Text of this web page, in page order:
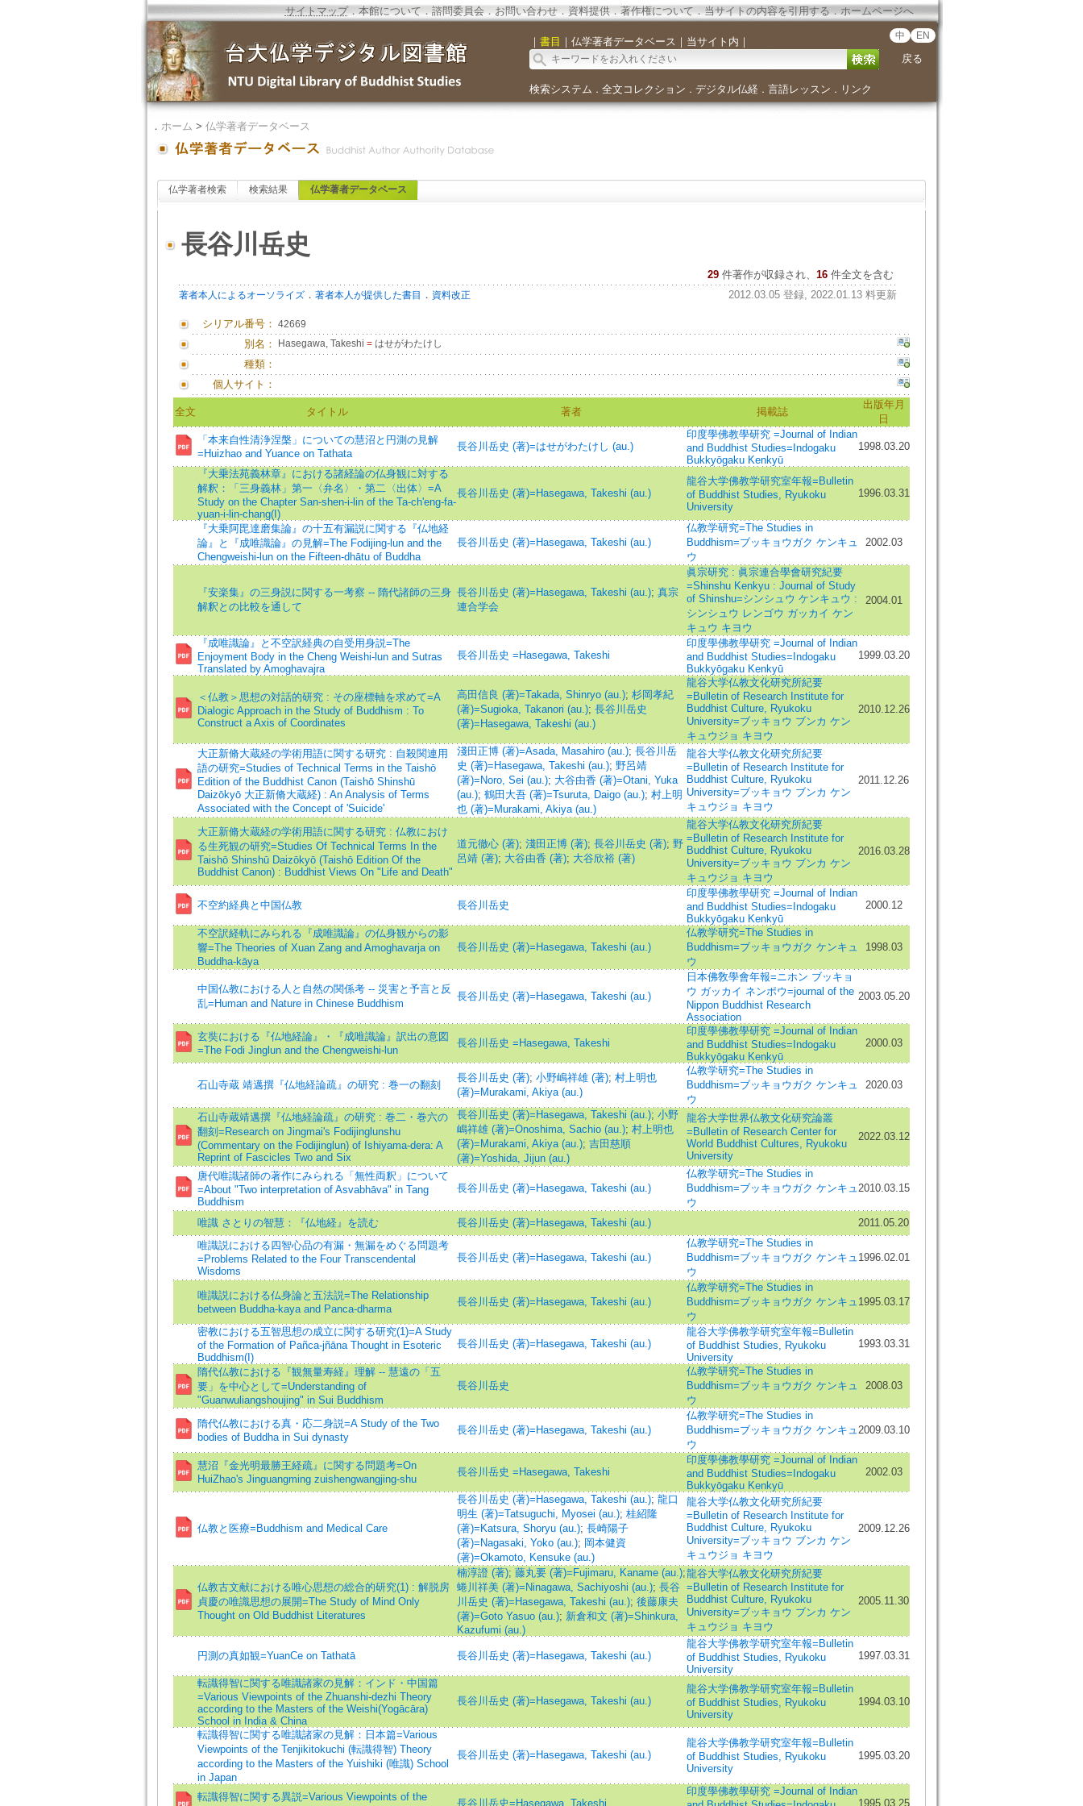
サイトマップ．本館について．諮問委員会． お問い合わせ． 資料提供．著作権について．当サイトの内容を引用する．ホームページへ
｜ 書目 ｜ 仏学著者データベース ｜ 当サイト内 ｜ 中 EN
戻る
検索システム ． 全文コレクション ． デジタル仏経． 言語レッスン ． リンク
． ホーム > 仏学著者データベース
仏学著者検索 検索結果 仏学著者データベース
長谷川岳史
29 件著作が収録され、 16件全文を含む
著者本人によるオーソライズ． 著者本人が提供した書目 ． 資料改正 2012.03.05 登録, 2022.01.13 料更新
シリアル番号： 42669
別名： Hasegawa, Takeshi =はせがわたけし
種類：
個人サイト：
全文 タイトル 著者 掲載誌
出版年月
日
「本来自性清浄涅槃」についての慧沼と円測の見解
=Huizhao and Yuance on Tathata
長谷川岳史 (著)=はせがわたけし (au.)
印度學佛教學研究 =Journal of Indian
and Buddhist Studies=Indogaku
Bukkyōgaku Kenkyū
1998.03.20
『大乗法苑義林章』における諸経論の仏身観に対する
解釈：「三身義林」第一〈弁名〉・第二〈出体〉=A
Study on the Chapter San-shen-i-lin of the Ta-ch'eng-fa-
yuan-i-lin-chang(I)
長谷川岳史 (著)=Hasegawa, Takeshi (au.)
龍谷大学佛教学研究室年報=Bulletin
of Buddhist Studies, Ryukoku
University
1996.03.31
『大乗阿毘達磨集論』の十五有漏説に関する『仏地経
論』と『成唯識論』の見解=The Fodijing-lun and the
Chengweishi-lun on the Fifteen-dhātu of Buddha
長谷川岳史 (著)=Hasegawa, Takeshi (au.)
仏教学研究=The Studies in
Buddhism=ブッキョウガク ケンキュ
ウ
2002.03
『安楽集』の三身説に関する一考察 -- 隋代諸師の三身
解釈との比較を通して
長谷川岳史 (著)=Hasegawa, Takeshi (au.); 真宗
連合学会
眞宗研究 : 眞宗連合學會研究紀要
=Shinshu Kenkyu : Journal of Study
of Shinshu=シンシュウ ケンキュウ :
シンシュウ レンゴウ ガッカイ ケン
キュウ キヨウ
2004.01
『成唯識論』と不空訳経典の自受用身説=The
Enjoyment Body in the Cheng Weishi-lun and Sutras
Translated by Amoghavajra
長谷川岳史 =Hasegawa, Takeshi
印度學佛教學研究 =Journal of Indian
and Buddhist Studies=Indogaku
Bukkyōgaku Kenkyū
1999.03.20
＜仏教＞思想の対話的研究 : その座標軸を求めて=A
Dialogic Approach in the Study of Buddhism : To
Construct a Axis of Coordinates
高田信良 (著)=Takada, Shinryo (au.); 杉岡孝紀
(著)=Sugioka, Takanori (au.); 長谷川岳史
(著)=Hasegawa, Takeshi (au.)
龍谷大学仏教文化研究所紀要
=Bulletin of Research Institute for
Buddhist Culture, Ryukoku
University=ブッキョウ ブンカ ケン
キュウジョ キヨウ
2010.12.26
大正新脩大蔵経の学術用語に関する研究 : 自殺関連用
語の研究=Studies of Technical Terms in the Taishō
Edition of the Buddhist Canon (Taishō Shinshū
Daizōkyō 大正新脩大蔵経) : An Analysis of Terms
Associated with the Concept of 'Suicide'
淺田正博 (著)=Asada, Masahiro (au.); 長谷川岳
史 (著)=Hasegawa, Takeshi (au.); 野呂靖
(著)=Noro, Sei (au.); 大谷由香 (著)=Otani, Yuka
(au.); 鶴田大吾 (著)=Tsuruta, Daigo (au.); 村上明
也 (著)=Murakami, Akiya (au.)
龍谷大学仏教文化研究所紀要
=Bulletin of Research Institute for
Buddhist Culture, Ryukoku
University=ブッキョウ ブンカ ケン
キュウジョ キヨウ
2011.12.26
大正新脩大蔵経の学術用語に関する研究 : 仏教におけ
る生死観の研究=Studies Of Technical Terms In the
Taishō Shinshū Daizōkyō (Taishō Edition Of the
Buddhist Canon) : Buddhist Views On "Life and Death"
道元徹心 (著); 淺田正博 (著); 長谷川岳史 (著); 野
呂靖 (著); 大谷由香 (著); 大谷欣裕 (著)
龍谷大学仏教文化研究所紀要
=Bulletin of Research Institute for
Buddhist Culture, Ryukoku
University=ブッキョウ ブンカ ケン
キュウジョ キヨウ
2016.03.28
不空約経典と中国仏教 長谷川岳史
印度學佛教學研究 =Journal of Indian
and Buddhist Studies=Indogaku
Bukkyōgaku Kenkyū
2000.12
不空訳経軌にみられる『成唯識論』の仏身観からの影
響=The Theories of Xuan Zang and Amoghavarja on
Buddha-kāya
長谷川岳史 (著)=Hasegawa, Takeshi (au.)
仏教学研究=The Studies in
Buddhism=ブッキョウガク ケンキュ
ウ
1998.03
中国仏教における人と自然の関係考 -- 災害と予言と反
乱=Human and Nature in Chinese Buddhism
長谷川岳史 (著)=Hasegawa, Takeshi (au.)
日本佛敎學會年報=ニホン ブッキョ
ウ ガッカイ ネンポウ=journal of the
Nippon Buddhist Research
Association
2003.05.20
玄奘における『仏地経論』・『成唯識論』訳出の意図
=The Fodi Jinglun and the Chengweishi-lun
長谷川岳史 =Hasegawa, Takeshi
印度學佛教學研究 =Journal of Indian
and Buddhist Studies=Indogaku
Bukkyōgaku Kenkyū
2000.03
石山寺蔵 靖邁撰『仏地経論疏』の研究 : 巻一の翻刻
長谷川岳史 (著); 小野嶋祥雄 (著); 村上明也
(著)=Murakami, Akiya (au.)
仏教学研究=The Studies in
Buddhism=ブッキョウガク ケンキュ
ウ
2020.03
石山寺蔵靖邁撰『仏地経論疏』の研究 : 巻二・巻六の
翻刻=Research on Jingmai's Fodijinglunshu
(Commentary on the Fodijinglun) of Ishiyama-dera: A
Reprint of Fascicles Two and Six
長谷川岳史 (著)=Hasegawa, Takeshi (au.); 小野
嶋祥雄 (著)=Onoshima, Sachio (au.); 村上明也
(著)=Murakami, Akiya (au.); 吉田慈順
(著)=Yoshida, Jijun (au.)
龍谷大学世界仏教文化研究論叢
=Bulletin of Research Center for
World Buddhist Cultures, Ryukoku
University
2022.03.12
唐代唯識諸師の著作にみられる「無性両釈」について
=About "Two interpretation of Asvabhāva" in Tang
Buddhism
長谷川岳史 (著)=Hasegawa, Takeshi (au.)
仏教学研究=The Studies in
Buddhism=ブッキョウガク ケンキュ
ウ
2010.03.15
唯識 さとりの智慧：『仏地経』を読む 長谷川岳史 (著)=Hasegawa, Takeshi (au.)
2011.05.20
唯識説における四智心品の有漏・無漏をめぐる問題考
=Problems Related to the Four Transcendental
Wisdoms
長谷川岳史 (著)=Hasegawa, Takeshi (au.)
仏教学研究=The Studies in
Buddhism=ブッキョウガク ケンキュ
ウ
1996.02.01
唯識説における仏身論と五法説=The Relationship
between Buddha-kaya and Panca-dharma
長谷川岳史 (著)=Hasegawa, Takeshi (au.)
仏教学研究=The Studies in
Buddhism=ブッキョウガク ケンキュ
ウ
1995.03.17
密教における五智思想の成立に関する研究(1)=A Study
of the Formation of Pañca-jñāna Thought in Esoteric
Buddhism(I)
長谷川岳史 (著)=Hasegawa, Takeshi (au.)
龍谷大学佛教学研究室年報=Bulletin
of Buddhist Studies, Ryukoku
University
1993.03.31
隋代仏教における『観無量寿経』理解 -- 慧遠の「五
要」を中心として=Understanding of
"Guanwuliangshoujing" in Sui Buddhism
長谷川岳史
仏教学研究=The Studies in
Buddhism=ブッキョウガク ケンキュ
ウ
2008.03
隋代仏教における真・応二身説=A Study of the Two
bodies of Buddha in Sui dynasty
長谷川岳史 (著)=Hasegawa, Takeshi (au.)
仏教学研究=The Studies in
Buddhism=ブッキョウガク ケンキュ
ウ
2009.03.10
慧沼『金光明最勝王経疏』に関する問題考=On
HuiZhao's Jinguangming zuishengwangjing-shu
長谷川岳史 =Hasegawa, Takeshi
印度學佛教學研究 =Journal of Indian
and Buddhist Studies=Indogaku
Bukkyōgaku Kenkyū
2002.03
仏教と医療=Buddhism and Medical Care
長谷川岳史 (著)=Hasegawa, Takeshi (au.); 龍口
明生 (著)=Tatsuguchi, Myosei (au.); 桂紹隆
(著)=Katsura, Shoryu (au.); 長崎陽子
(著)=Nagasaki, Yoko (au.); 岡本健資
(著)=Okamoto, Kensuke (au.)
龍谷大学仏教文化研究所紀要
=Bulletin of Research Institute for
Buddhist Culture, Ryukoku
University=ブッキョウ ブンカ ケン
キュウジョ キヨウ
2009.12.26
仏教古文献における唯心思想の総合的研究(1) : 解脱房
貞慶の唯識思想の展開=The Study of Mind Only
Thought on Old Buddhist Literatures
楠淳證 (著); 藤丸要 (著)=Fujimaru, Kaname (au.);
蜷川祥美 (著)=Ninagawa, Sachiyoshi (au.); 長谷
川岳史 (著)=Hasegawa, Takeshi (au.); 後藤康夫
(著)=Goto Yasuo (au.); 新倉和文 (著)=Shinkura,
Kazufumi (au.)
龍谷大学仏教文化研究所紀要
=Bulletin of Research Institute for
Buddhist Culture, Ryukoku
University=ブッキョウ ブンカ ケン
キュウジョ キヨウ
2005.11.30
円測の真如観=YuanCe on Tathatā 長谷川岳史 (著)=Hasegawa, Takeshi (au.)
龍谷大学佛教学研究室年報=Bulletin
of Buddhist Studies, Ryukoku
University
1997.03.31
転識得智に関する唯識諸家の見解：インド・中国篇
=Various Viewpoints of the Zhuanshi-dezhi Theory
according to the Masters of the Weishi(Yogācāra)
School in India & China
長谷川岳史 (著)=Hasegawa, Takeshi (au.)
龍谷大学佛教学研究室年報=Bulletin
of Buddhist Studies, Ryukoku
University
1994.03.10
転識得智に関する唯識諸家の見解：日本篇=Various
Viewpoints of the Tenjikitokuchi (転識得智) Theory
according to the Masters of the Yuishiki (唯識) School
in Japan
長谷川岳史 (著)=Hasegawa, Takeshi (au.)
龍谷大学佛教学研究室年報=Bulletin
of Buddhist Studies, Ryukoku
University
1995.03.20
転識得智に関する異説=Various Viewpoints of the
長谷川岳史=Hasegawa, Takeshi
印度學佛教學研究 =Journal of Indian
1995.03.25